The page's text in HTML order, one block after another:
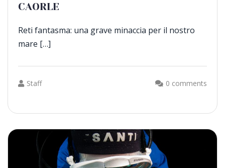
CAORLE
Reti fantasma: una grave minaccia per il nostro
mare […]
Staff 0 comments